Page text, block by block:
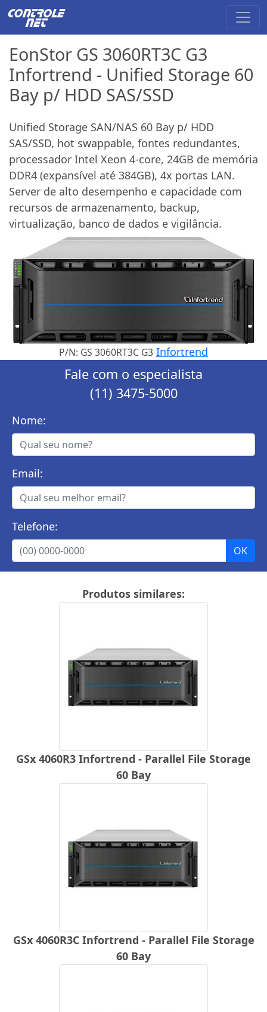
EonStor GS 3060RT3C G3
Infortrend - Unified Storage 60
Bay p/ HDD SAS/SSD
Unified Storage SAN/NAS 60 Bay p/ HDD
SAS/SSD, hot swappable, fontes redundantes,
processador Intel Xeon 4-core, 24GB de memória
DDR4 (expansível até 384GB), 4x portas LAN.
Server de alto desempenho e capacidade com
recursos de armazenamento, backup,
virtualização, banco de dados e vigilância.
P/N: GS 3060RT3C G3 Infortrend
Fale com o especialista
(11) 3475-5000
Nome:
Email:
Telefone:
Produtos similares:
GSx 4060R3 Infortrend - Parallel File Storage
60 Bay
GSx 4060R3C Infortrend - Parallel File Storage
60 Bay